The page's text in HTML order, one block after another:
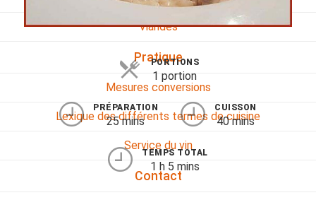
Viandes
Pratique
Mesures conversions
Lexique des différents termes de cuisine
Service du vin
Contact
PORTIONS
1 portion
PRÉPARATION
25 mins
CUISSON
40 mins
TEMPS TOTAL
1 h 5 mins